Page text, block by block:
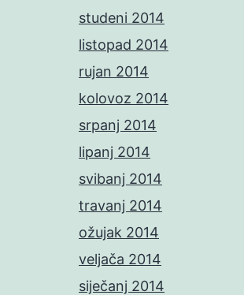
studeni 2014
listopad 2014
rujan 2014
kolovoz 2014
srpanj 2014
lipanj 2014
svibanj 2014
travanj 2014
ožujak 2014
veljača 2014
siječanj 2014